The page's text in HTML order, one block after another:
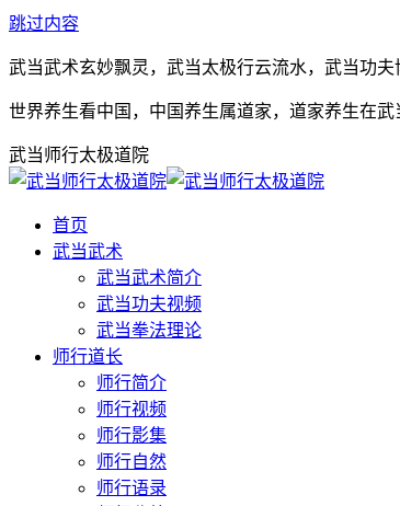
跳过内容
武当武术玄妙飘灵，武当太极行云流水，武当功夫
世界养生看中国，中国养生属道家，道家养生在武
武当师行太极道院
首页
武当武术
武当武术简介
武当功夫视频
武当拳法理论
师行道长
师行简介
师行视频
师行影集
师行自然
师行语录